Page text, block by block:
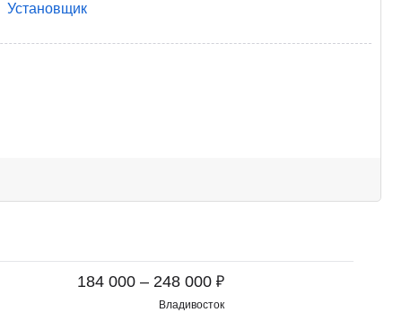
Установщик
184 000 – 248 000 ₽
Владивосток